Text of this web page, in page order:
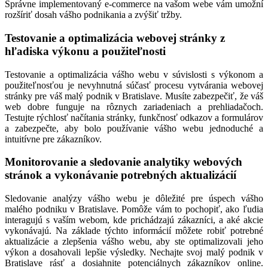
Správne implementovaný e-commerce na vašom webe vám umožní
rozšíriť dosah vášho podnikania a zvýšiť tržby.
Testovanie a optimalizácia webovej stránky z
hľadiska výkonu a použiteľnosti
Testovanie a optimalizácia vášho webu v súvislosti s výkonom a
použiteľnosťou je nevyhnutná súčasť procesu vytvárania webovej
stránky pre váš malý podnik v Bratislave. Musíte zabezpečiť, že váš
web dobre funguje na rôznych zariadeniach a prehliadačoch.
Testujte rýchlosť načítania stránky, funkčnosť odkazov a formulárov
a zabezpečte, aby bolo používanie vášho webu jednoduché a
intuitívne pre zákazníkov.
Monitorovanie a sledovanie analytiky webových
stránok a vykonávanie potrebných aktualizácií
Sledovanie analýzy vášho webu je dôležité pre úspech vášho
malého podniku v Bratislave. Pomôže vám to pochopiť, ako ľudia
interagujú s vaším webom, kde prichádzajú zákazníci, a aké akcie
vykonávajú. Na základe týchto informácií môžete robiť potrebné
aktualizácie a zlepšenia vášho webu, aby ste optimalizovali jeho
výkon a dosahovali lepšie výsledky. Nechajte svoj malý podnik v
Bratislave rásť a dosiahnite potenciálnych zákazníkov online.